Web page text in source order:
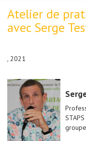
Atelier de
avec Serge
, 2021